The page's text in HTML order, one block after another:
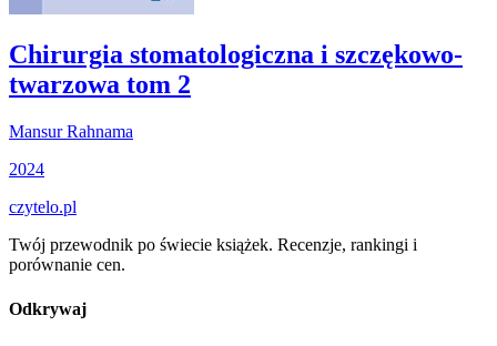
Chirurgia stomatologiczna i szczękowo-
twarzowa tom 2
Mansur Rahnama
2024
czytelo.pl
Twój przewodnik po świecie książek. Recenzje, rankingi i
porównanie cen.
Odkrywaj